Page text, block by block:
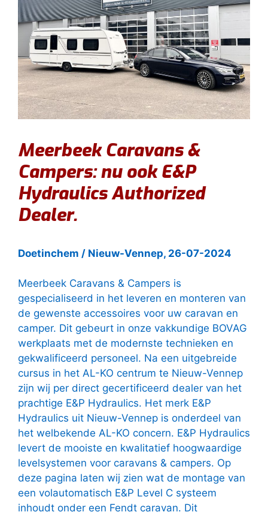
Meerbeek Caravans &
Campers: nu ook E&P
Hydraulics Authorized
Dealer.
Doetinchem / Nieuw-Vennep, 26-07-2024
Meerbeek Caravans & Campers is
gespecialiseerd in het leveren en monteren van
de gewenste accessoires voor uw caravan en
camper. Dit gebeurt in onze vakkundige BOVAG
werkplaats met de modernste technieken en
gekwalificeerd personeel. Na een uitgebreide
cursus in het AL-KO centrum te Nieuw-Vennep
zijn wij per direct gecertificeerd dealer van het
prachtige E&P Hydraulics. Het merk E&P
Hydraulics uit Nieuw-Vennep is onderdeel van
het welbekende AL-KO concern. E&P Hydraulics
levert de mooiste en kwalitatief hoogwaardige
levelsystemen voor caravans & campers. Op
deze pagina laten wij zien wat de montage van
een volautomatisch E&P Level C systeem
inhoudt onder een Fendt caravan. Dit